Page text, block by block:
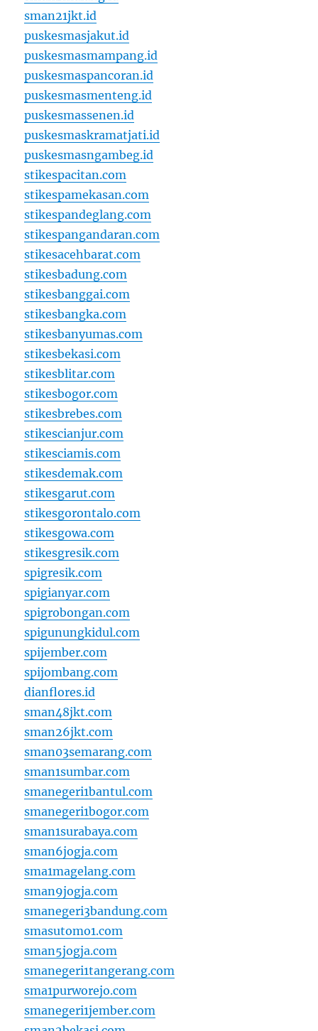
sman21jkt.id
puskesmasjakut.id
puskesmasmampang.id
puskesmaspancoran.id
puskesmasmenteng.id
puskesmassenen.id
puskesmaskramatjati.id
puskesmasngambeg.id
stikespacitan.com
stikespamekasan.com
stikespandeglang.com
stikespangandaran.com
stikesacehbarat.com
stikesbadung.com
stikesbanggai.com
stikesbangka.com
stikesbanyumas.com
stikesbekasi.com
stikesblitar.com
stikesbogor.com
stikesbrebes.com
stikescianjur.com
stikesciamis.com
stikesdemak.com
stikesgarut.com
stikesgorontalo.com
stikesgowa.com
stikesgresik.com
spigresik.com
spigianyar.com
spigrobongan.com
spigunungkidul.com
spijember.com
spijombang.com
dianflores.id
sman48jkt.com
sman26jkt.com
sman03semarang.com
sman1sumbar.com
smanegeri1bantul.com
smanegeri1bogor.com
sman1surabaya.com
sman6jogja.com
sma1magelang.com
sman9jogja.com
smanegeri3bandung.com
smasutomo1.com
sman5jogja.com
smanegeri1tangerang.com
sma1purworejo.com
smanegeri1jember.com